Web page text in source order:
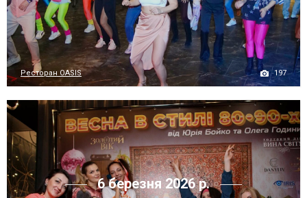
Ресторан OASIS 197
6 березня 2026 р.